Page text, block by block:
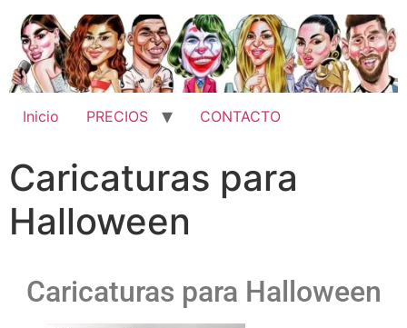
Inicio PRECIOS CONTACTO
Caricaturas para
Halloween
Caricaturas para Halloween